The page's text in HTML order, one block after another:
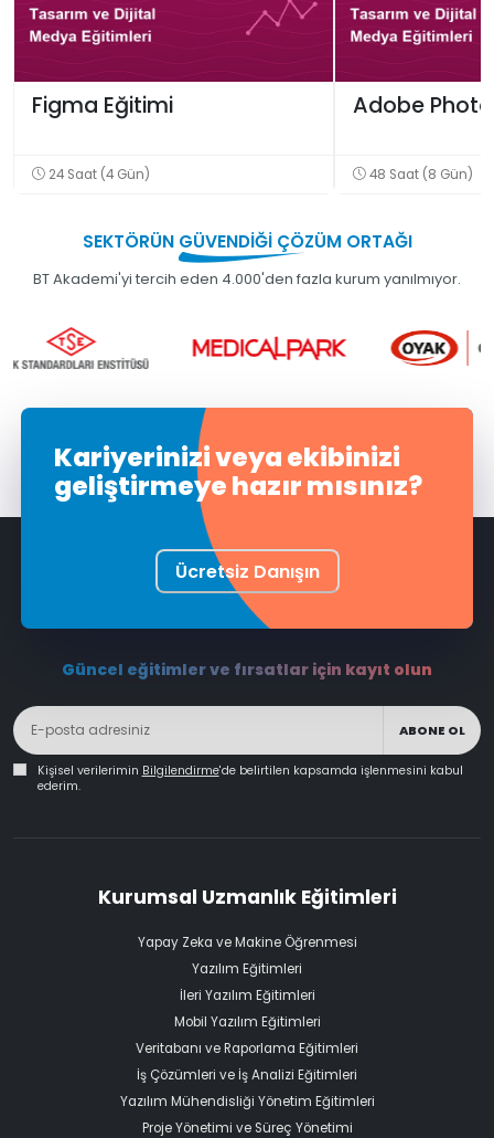
Figma Eğitimi
24 Saat (4 Gün)
Adobe
48 Saat (8 Gün)
SEKTÖRÜN GÜVENDİĞİÇÖZÜM ORTAĞI
BT Akademi'yi tercih eden 4.000'den fazla kurum yanılmıyor.
Kariyerinizi veya ekibinizi
geliştirmeye hazır mısınız?
Ücretsiz Danışın
Güncel eğitimler ve fırsatlar için kayıt olun
ABONE OL
Kişisel verilerimin Bilgilendirme'de belirtilen kapsamda işlenmesini kabul
ederim.
Kurumsal Uzmanlık Eğitimleri
Yapay Zeka ve Makine Öğrenmesi
Yazılım Eğitimleri
İleri Yazılım Eğitimleri
Mobil Yazılım Eğitimleri
Veritabanı ve Raporlama Eğitimleri
İş Çözümleri ve İş Analizi Eğitimleri
Yazılım Mühendisliği Yönetim Eğitimleri
Proje Yönetimi ve Süreç Yönetimi